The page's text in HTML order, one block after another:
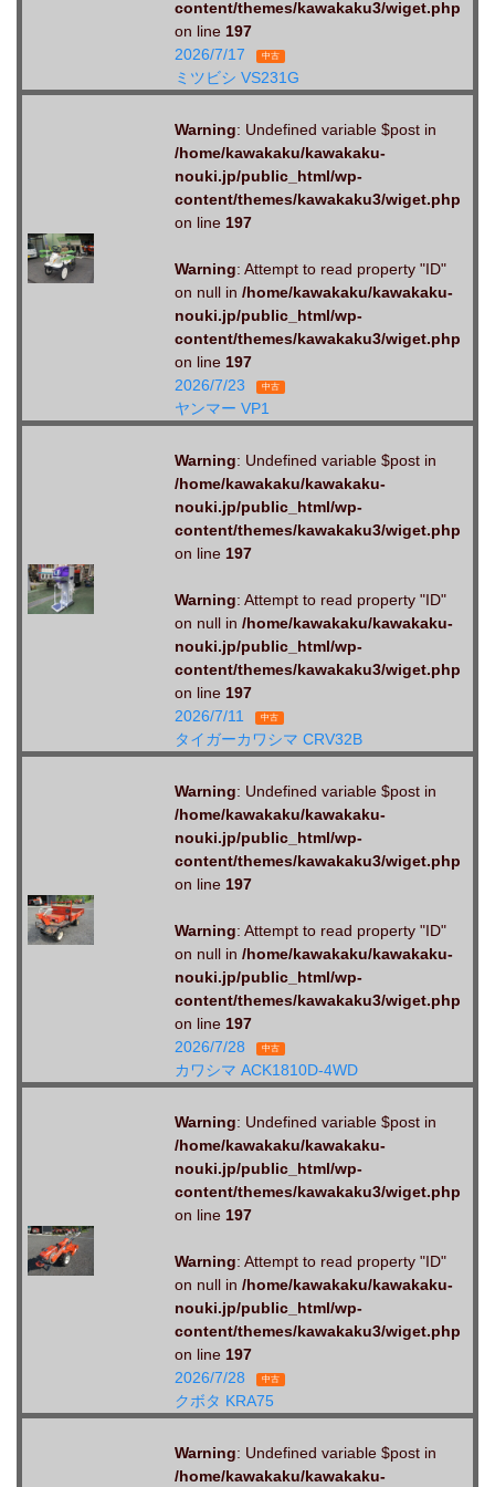
content/themes/kawakaku3/wiget.php
on line 197
2026/7/17
中古
ミツビシ VS231G
Warning: Undefined variable $post in
/home/kawakaku/kawakaku-
nouki.jp/public_html/wp-
content/themes/kawakaku3/wiget.php
on line 197
Warning: Attempt to read property "ID"
on null in /home/kawakaku/kawakaku-
nouki.jp/public_html/wp-
content/themes/kawakaku3/wiget.php
on line 197
2026/7/23
中古
ヤンマー VP1
Warning: Undefined variable $post in
/home/kawakaku/kawakaku-
nouki.jp/public_html/wp-
content/themes/kawakaku3/wiget.php
on line 197
Warning: Attempt to read property "ID"
on null in /home/kawakaku/kawakaku-
nouki.jp/public_html/wp-
content/themes/kawakaku3/wiget.php
on line 197
2026/7/11
中古
タイガーカワシマ CRV32B
Warning: Undefined variable $post in
/home/kawakaku/kawakaku-
nouki.jp/public_html/wp-
content/themes/kawakaku3/wiget.php
on line 197
Warning: Attempt to read property "ID"
on null in /home/kawakaku/kawakaku-
nouki.jp/public_html/wp-
content/themes/kawakaku3/wiget.php
on line 197
2026/7/28
中古
カワシマ ACK1810D-4WD
Warning: Undefined variable $post in
/home/kawakaku/kawakaku-
nouki.jp/public_html/wp-
content/themes/kawakaku3/wiget.php
on line 197
Warning: Attempt to read property "ID"
on null in /home/kawakaku/kawakaku-
nouki.jp/public_html/wp-
content/themes/kawakaku3/wiget.php
on line 197
2026/7/28
中古
クボタ KRA75
Warning: Undefined variable $post in
/home/kawakaku/kawakaku-